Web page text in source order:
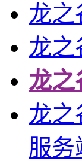
龙之
龙之
龙之
龙之
服务